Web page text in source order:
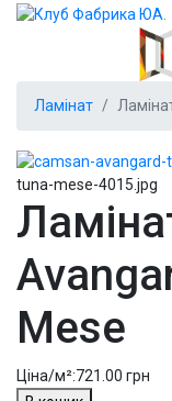
Ламінат
tuna-mese-4015.jpg
Mese
Ціна/м²:721.00 грн